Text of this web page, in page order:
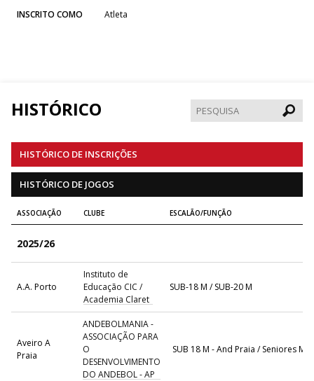
INSCRITO COMO Atleta
HISTÓRICO
HISTÓRICO DE INSCRIÇÕES
HISTÓRICO DE JOGOS
ASSOCIAÇÃO CLUBE ESCALÃO/FUNÇÃO
2025/26
A.A. Porto
Instituto de
Educação CIC /
Academia Claret
SUB-18 M / SUB-20 M
Aveiro A
Praia
ANDEBOLMANIA -
ASSOCIAÇÃO PARA
O
DESENVOLVIMENTO
DO ANDEBOL - AP
SUB 18 M - And Praia / Seniores M